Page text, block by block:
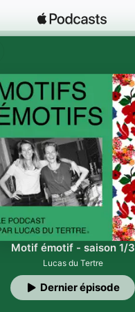
Motif émotif - saison 1/3
Lucas du Tertre
Dernier épisode